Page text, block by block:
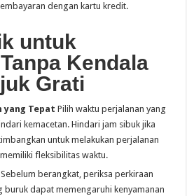
dengan kartu kredit.
untuk
Kendala
Grati
yang Tepat Pilih waktu perjalanan yang
kemacetan. Hindari jam sibuk jika
untuk melakukan perjalanan
fleksibilitas waktu.
Sebelum berangkat, periksa perkiraan
buruk dapat memengaruhi kenyamanan